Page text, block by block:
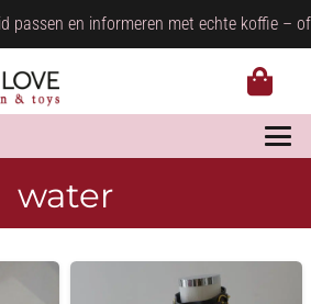
passen en informeren met echte koffie –
water